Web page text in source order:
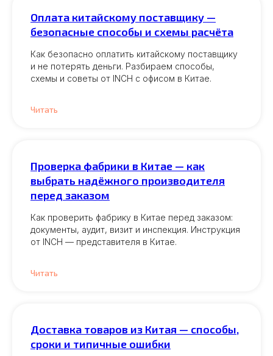
Оплата китайскому поставщику —
безопасные способы и схемы расчёта
Как безопасно оплатить китайскому поставщику
и не потерять деньги. Разбираем способы,
схемы и советы от INCH с офисом в Китае.
Читать
Проверка фабрики в Китае — как
выбрать надёжного производителя
перед заказом
Как проверить фабрику в Китае перед заказом:
документы, аудит, визит и инспекция. Инструкция
от INCH — представителя в Китае.
Читать
Доставка товаров из Китая — способы,
сроки и типичные ошибки